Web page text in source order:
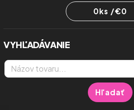
0ks /€0
VYHĽADÁVANIE
Hľadať